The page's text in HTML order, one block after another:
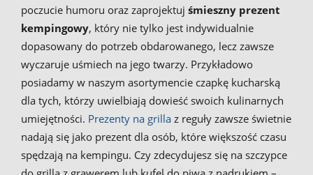
poczucie humoru oraz zaprojektuj śmieszny prezent
kempingowy, który nie tylko jest indywidualnie
dopasowany do potrzeb obdarowanego, lecz zawsze
wyczaruje uśmiech na jego twarzy. Przykładowo
posiadamy w naszym asortymencie czapkę kucharską
dla tych, którzy uwielbiają dowieść swoich kulinarnych
umiejętności. Prezenty na grilla z reguły zawsze świetnie
nadają się jako prezent dla osób, które większość czasu
spędzają na kempingu. Czy zdecydujesz się na szczypce